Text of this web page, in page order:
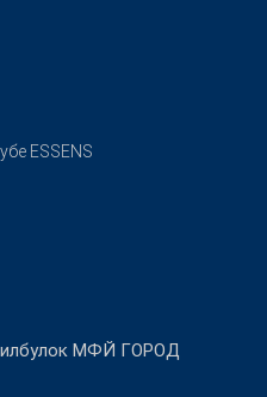
ESSENS
МФЙ ГОРОД